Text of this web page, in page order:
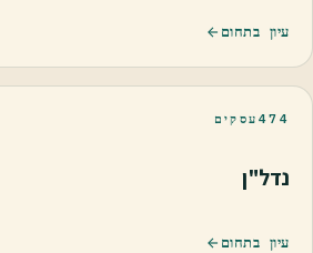
עיון בתחום
474 עסקים
נדל"ן
עיון בתחום